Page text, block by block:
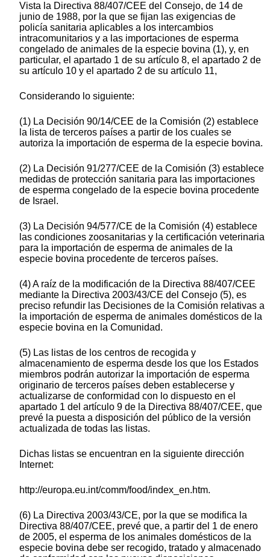
Vista la Directiva 88/407/CEE del Consejo, de 14 de
junio de 1988, por la que se fijan las exigencias de
policía sanitaria aplicables a los intercambios
intracomunitarios y a las importaciones de esperma
congelado de animales de la especie bovina (1), y, en
particular, el apartado 1 de su artículo 8, el apartado 2 de
su artículo 10 y el apartado 2 de su artículo 11,
Considerando lo siguiente:
(1) La Decisión 90/14/CEE de la Comisión (2) establece
la lista de terceros países a partir de los cuales se
autoriza la importación de esperma de la especie bovina.
(2) La Decisión 91/277/CEE de la Comisión (3) establece
medidas de protección sanitaria para las importaciones
de esperma congelado de la especie bovina procedente
de Israel.
(3) La Decisión 94/577/CE de la Comisión (4) establece
las condiciones zoosanitarias y la certificación veterinaria
para la importación de esperma de animales de la
especie bovina procedente de terceros países.
(4) A raíz de la modificación de la Directiva 88/407/CEE
mediante la Directiva 2003/43/CE del Consejo (5), es
preciso refundir las Decisiones de la Comisión relativas a
la importación de esperma de animales domésticos de la
especie bovina en la Comunidad.
(5) Las listas de los centros de recogida y
almacenamiento de esperma desde los que los Estados
miembros podrán autorizar la importación de esperma
originario de terceros países deben establecerse y
actualizarse de conformidad con lo dispuesto en el
apartado 1 del artículo 9 de la Directiva 88/407/CEE, que
prevé la puesta a disposición del público de la versión
actualizada de todas las listas.
Dichas listas se encuentran en la siguiente dirección
Internet:
http://europa.eu.int/comm/food/index_en.htm.
(6) La Directiva 2003/43/CE, por la que se modifica la
Directiva 88/407/CEE, prevé que, a partir del 1 de enero
de 2005, el esperma de los animales domésticos de la
especie bovina debe ser recogido, tratado y almacenado